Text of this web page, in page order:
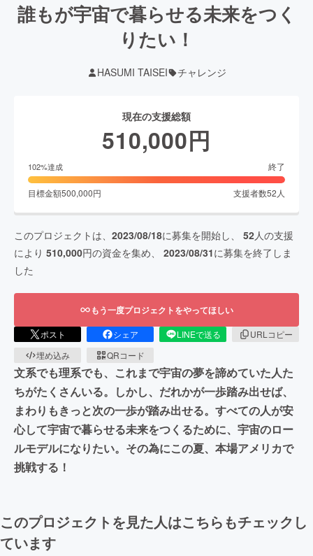
誰もが宇宙で暮らせる未来をつく
りたい！
HASUMI TAISEI チャレンジ
現在の支援総額
510,000円
102%達成 終了
目標金額500,000円 支援者数52 人
このプロジェクトは、 2023/08/18に募集を開始し、 52人の支援
により 510,000円の資金を集め、 2023/08/31に募集を終了しま
した
もう一度プロジェクトをやってほしい
ポスト シェア LINEで送る
URLコピー
埋め込み
QRコード
文系でも理系でも、これまで宇宙の夢を諦めていた人た
ちがたくさんいる。しかし、だれかが一歩踏み出せば、
まわりもきっと次の一歩が踏み出せる。すべての人が安
心して宇宙で暮らせる未来をつくるために、宇宙のロー
ルモデルになりたい。その為にこの夏、本場アメリカで
挑戦する！
このプロジェクトを見た人はこちらもチェックし
ています